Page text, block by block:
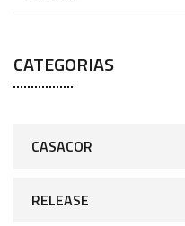
CATEGORIAS
CASACOR
RELEASE